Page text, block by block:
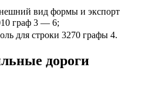
вид формы и экспорт
граф 3 — 6;
для строки 3270 графы 4.
дороги